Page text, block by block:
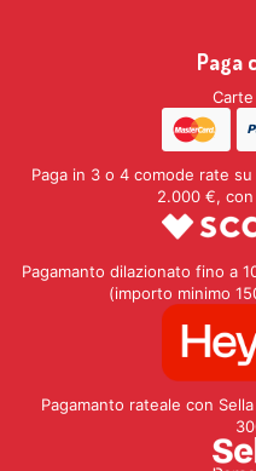
Paga
Paga in 3 o 4 comode rate
2.000 €,
Pagamanto dilazionato fino a
(importo minimo
Pagamanto rateale con